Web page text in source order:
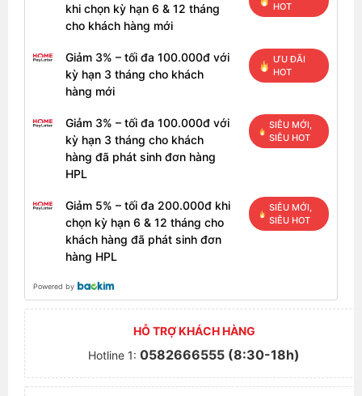
khi chọn kỳ hạn 6 & 12 tháng
cho khách hàng mới
HOT
Giảm 3% – tối đa 100.000đ với
kỳ hạn 3 tháng cho khách
hàng mới
ƯU ĐÃI
HOT
Giảm 3% – tối đa 100.000đ với
kỳ hạn 3 tháng cho khách
hàng đã phát sinh đơn hàng
HPL
SIÊU MỚI,
SIÊU HOT
Giảm 5% – tối đa 200.000đ khi
chọn kỳ hạn 6 & 12 tháng cho
khách hàng đã phát sinh đơn
hàng HPL
SIÊU MỚI,
SIÊU HOT
Powered by
HỖ TRỢ KHÁCH HÀNG
Hotline 1: 0582666555 (8:30-18h)